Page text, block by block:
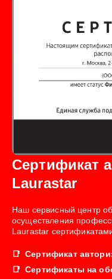
Сертификат
Laurastar
Наш сервисный центр
осуществления
Laurastar
Сертификат
Сертификаты на